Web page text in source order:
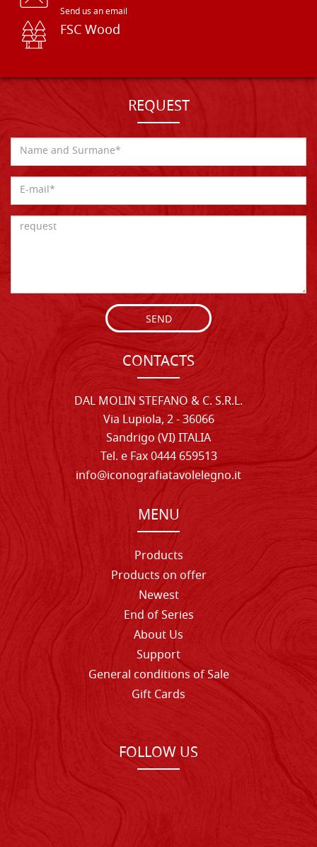
Send us an email
FSC Wood
REQUEST
SEND
CONTACTS
DAL MOLIN STEFANO & C. S.R.L.
Via Lupiola, 2 - 36066
Sandrigo (VI) ITALIA
Tel. e Fax 0444 659513
info@iconografiatavolelegno.it
MENU
Products
Products on offer
Newest
End of Series
About Us
Support
General conditions of Sale
Gift Cards
FOLLOW US